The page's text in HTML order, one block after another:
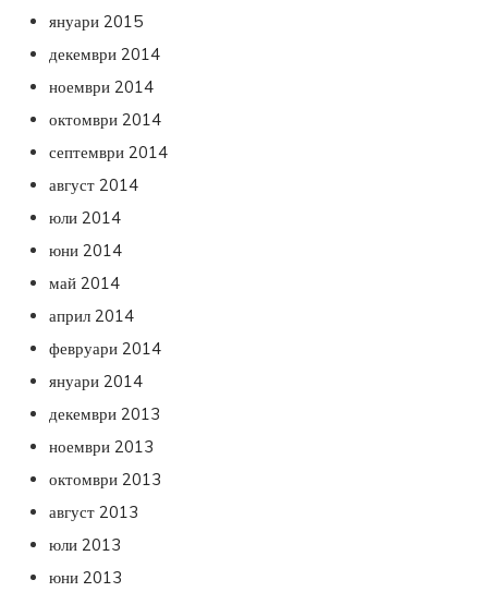
януари 2015
декември 2014
ноември 2014
октомври 2014
септември 2014
август 2014
юли 2014
юни 2014
май 2014
април 2014
февруари 2014
януари 2014
декември 2013
ноември 2013
октомври 2013
август 2013
юли 2013
юни 2013